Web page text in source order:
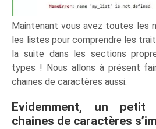
Maintenant vous avez toutes les
les listes pour comprendre les
la suite dans les sections
types ! Nous allons à présent
chaines de caractères aussi.
Evidemment, un
chaines de caractères